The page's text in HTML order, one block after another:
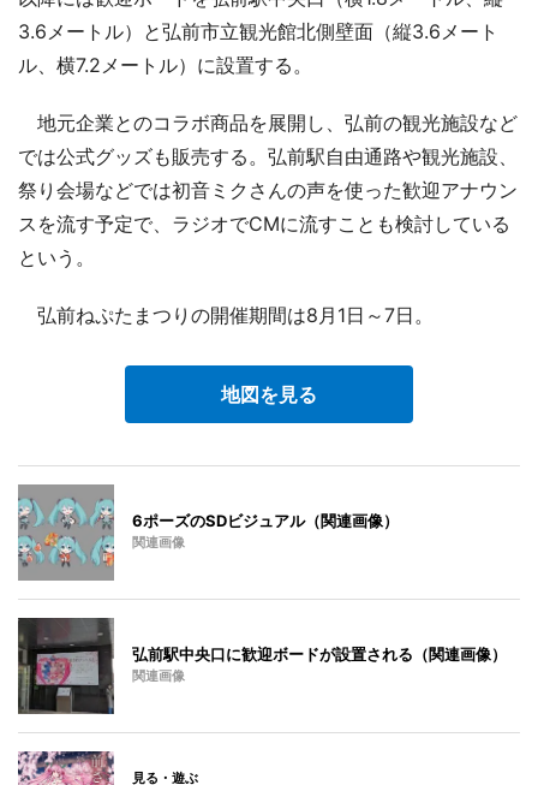
3.6メートル）と弘前市立観光館北側壁面（縦3.6メート
ル、横7.2メートル）に設置する。
地元企業とのコラボ商品を展開し、弘前の観光施設など
では公式グッズも販売する。弘前駅自由通路や観光施設、
祭り会場などでは初音ミクさんの声を使った歓迎アナウン
スを流す予定で、ラジオでCMに流すことも検討している
という。
弘前ねぷたまつりの開催期間は8月1日～7日。
地図を見る
6ポーズのSDビジュアル（関連画像）
関連画像
弘前駅中央口に歓迎ボードが設置される（関連画像）
関連画像
見る・遊ぶ